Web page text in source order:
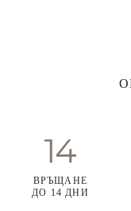
ВРЪЩАНЕ
ДО 14 ДНИ